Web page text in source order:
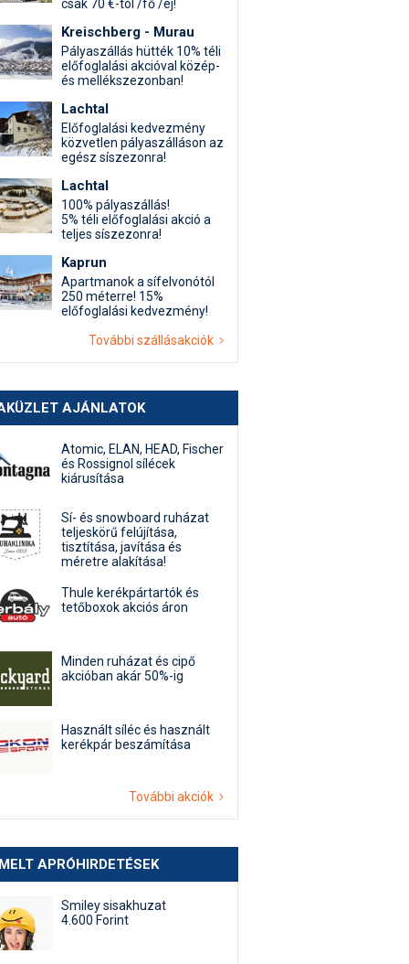
csak 70 €-tól /fő /éj!
Kreischberg - Murau
Pályaszállás hütték 10% téli
előfoglalási akcióval közép-
és mellékszezonban!
Lachtal
Előfoglalási kedvezmény
közvetlen pályaszálláson az
egész síszezonra!
Lachtal
100% pályaszállás!
5% téli előfoglalási akció a
teljes síszezonra!
Kaprun
Apartmanok a sífelvonótól
250 méterre! 15%
előfoglalási kedvezmény!
További szállásakciók
AJÁNLATOK
Atomic, ELAN, HEAD, Fischer
és Rossignol sílécek
kiárusítása
Sí- és snowboard ruházat
teljeskörű felújítása,
tisztítása, javítása és
méretre alakítása!
Thule kerékpártartók és
tetőboxok akciós áron
Minden ruházat és cipő
akcióban akár 50%-ig
Használt síléc és használt
kerékpár beszámítása
További akciók
APRÓHIRDETÉSEK
Smiley sisakhuzat
4.600 Forint